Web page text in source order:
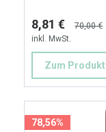
8,81 €
70,00 €
inkl. MwSt.
Zum Produkt
78,56%